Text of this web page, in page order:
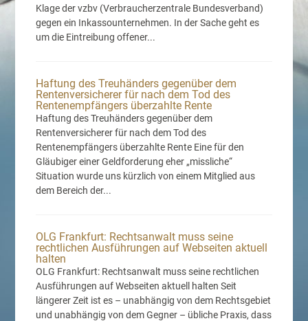
Klage der vzbv (Verbraucherzentrale Bundesverband)
gegen ein Inkassounternehmen. In der Sache geht es
um die Eintreibung offener...
Haftung des Treuhänders gegenüber dem
Rentenversicherer für nach dem Tod des
Rentenempfängers überzahlte Rente
Haftung des Treuhänders gegenüber dem
Rentenversicherer für nach dem Tod des
Rentenempfängers überzahlte Rente Eine für den
Gläubiger einer Geldforderung eher „missliche“
Situation wurde uns kürzlich von einem Mitglied aus
dem Bereich der...
OLG Frankfurt: Rechtsanwalt muss seine
rechtlichen Ausführungen auf Webseiten aktuell
halten
OLG Frankfurt: Rechtsanwalt muss seine rechtlichen
Ausführungen auf Webseiten aktuell halten Seit
längerer Zeit ist es – unabhängig von dem Rechtsgebiet
und unabhängig von dem Gegner – übliche Praxis, dass